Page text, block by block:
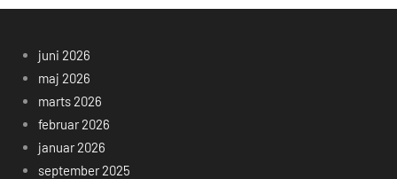
juni 2026
maj 2026
marts 2026
februar 2026
januar 2026
september 2025